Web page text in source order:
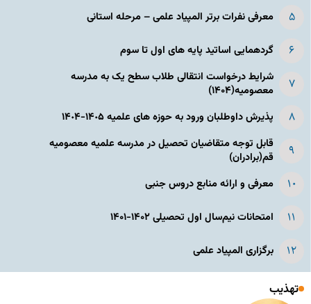
معرفی نفرات برتر المپیاد علمی – مرحله استانی
گردهمایی اساتید پایه های اول تا سوم
شرایط درخواست انتقالی طلاب سطح یک به مدرسه
معصومیه(۱۴۰۴)
پذیرش داوطلبان ورود به حوزه های علمیه ١۴٠۵-١۴٠۴
قابل توجه متقاضیان تحصیل در مدرسه علمیه معصومیه
قم(برادران)
معرفی و ارائه منابع دروس جنبی
امتحانات نیم‌سال اول تحصیلی ۱۴۰۲-۱۴۰۱
برگزاری المپیاد علمی
تهذیب